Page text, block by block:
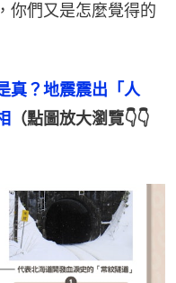
你們又是怎麼覺得的
真？地震震出「人
（點圖放大瀏覽👇👇